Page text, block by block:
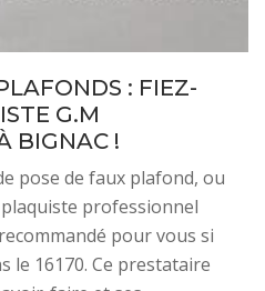
: FIEZ-
G.M
BIGNAC !
pose de faux plafond, ou
professionnel
pour vous si
le 16170. Ce prestataire